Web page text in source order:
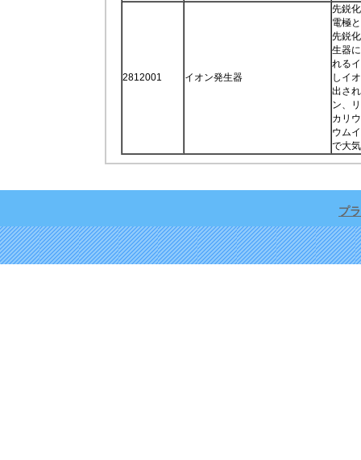
2812001 イオン発生器
先鋭
電極
先鋭
生器
れる
しイ
出さ
ン、
カリ
ウム
で大
プ